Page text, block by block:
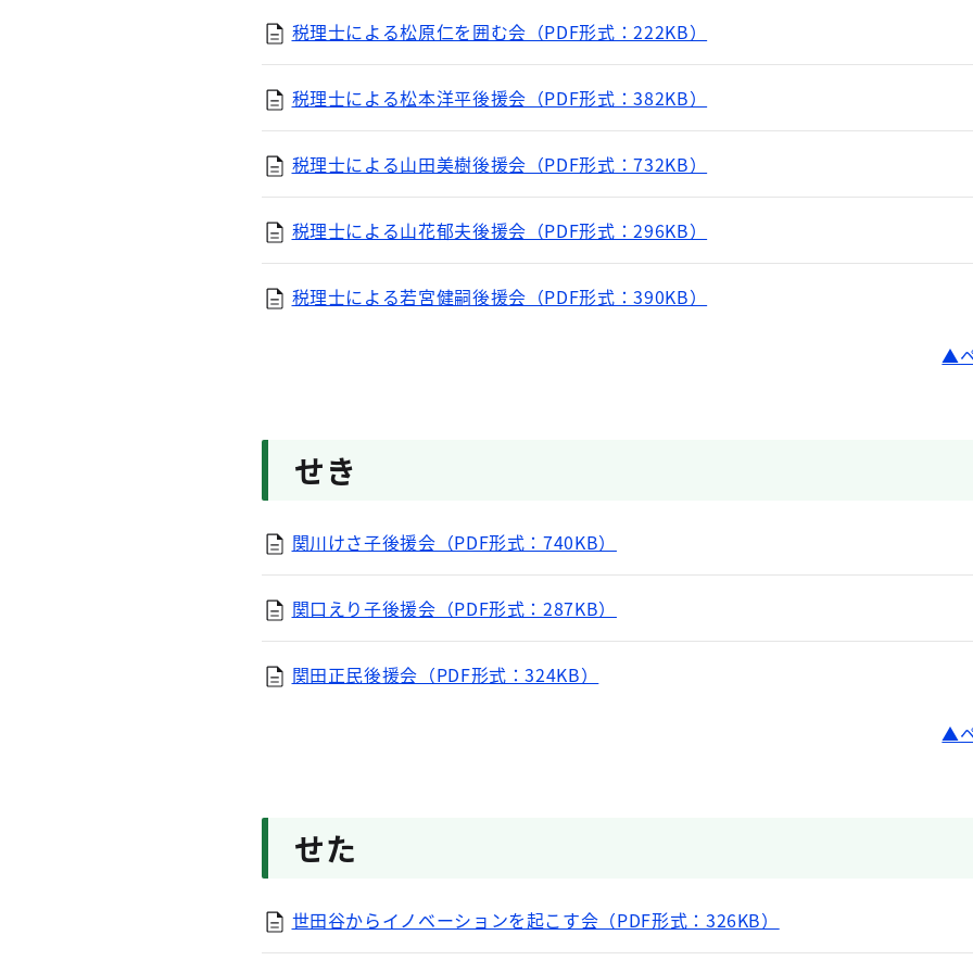
税理士による松原仁を囲む会（PDF形式：222KB）
税理士による松本洋平後援会（PDF形式：382KB）
税理士による山田美樹後援会（PDF形式：732KB）
税理士による山花郁夫後援会（PDF形式：296KB）
税理士による若宮健嗣後援会（PDF形式：390KB）
せき
関川けさ子後援会（PDF形式：740KB）
関口えり子後援会（PDF形式：287KB）
関田正民後援会（PDF形式：324KB）
せた
世田谷からイノベーションを起こす会（PDF形式：326KB）